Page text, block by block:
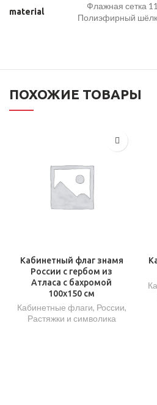
material
Флажная сетка
Полиэфирный
ПОХОЖИЕ ТОВАРЫ
Кабинетный флаг знамя
России с гербом из
Атласа с бахромой
100х150 см
Кабинетные флаги, России,
Растяжки и символика